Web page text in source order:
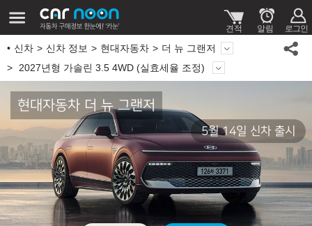
신차 신차 정보 현대자동차
더 뉴 그랜저
2027년형 가솔린 3.5 4WD (실효세율 조정)
현대자동차 더 뉴 그랜저
5월 14일 신차 출시